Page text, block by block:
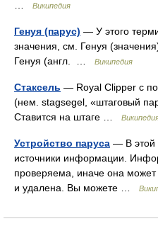
Википедия
Генуя (парус) — У этого
значения, см. Генуя
Генуя (англ. …
Википедия
Стаксель — Royal Clipper с
(нем. stagsegel, «штаговый
Ставится на штаге …
Устройство паруса — В этой
источники информации.
проверяема, иначе она
и удалена. Вы можете …